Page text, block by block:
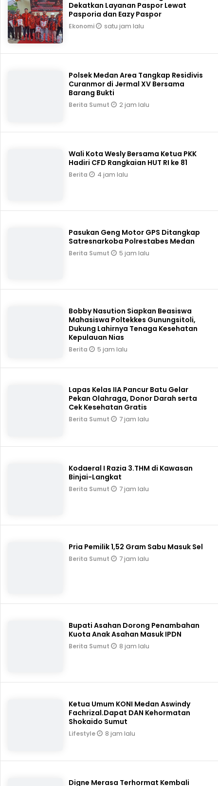
Dekatkan Layanan Paspor Lewat
Pasporia dan Eazy Paspor
Ekonomi satu jam lalu
Polsek Medan Area Tangkap Residivis
Curanmor di Jermal XV Bersama
Barang Bukti
Berita Sumut 2 jam lalu
Wali Kota Wesly Bersama Ketua PKK
Hadiri CFD Rangkaian HUT RI ke 81
Berita 4 jam lalu
Pasukan Geng Motor GPS Ditangkap
Satresnarkoba Polrestabes Medan
Berita Sumut 5 jam lalu
Bobby Nasution Siapkan Beasiswa
Mahasiswa Poltekkes Gunungsitoli,
Dukung Lahirnya Tenaga Kesehatan
Kepulauan Nias
Berita 5 jam lalu
Lapas Kelas IIA Pancur Batu Gelar
Pekan Olahraga, Donor Darah serta
Cek Kesehatan Gratis
Berita Sumut 7 jam lalu
Kodaeral I Razia 3.THM di Kawasan
Binjai-Langkat
Berita Sumut 7 jam lalu
Pria Pemilik 1,52 Gram Sabu Masuk Sel
Berita Sumut 7 jam lalu
Bupati Asahan Dorong Penambahan
Kuota Anak Asahan Masuk IPDN
Berita Sumut 8 jam lalu
Ketua Umum KONI Medan Aswindy
Fachrizal.Dapat DAN Kehormatan
Shokaido Sumut
Lifestyle 8 jam lalu
Digne Merasa Terhormat Kembali